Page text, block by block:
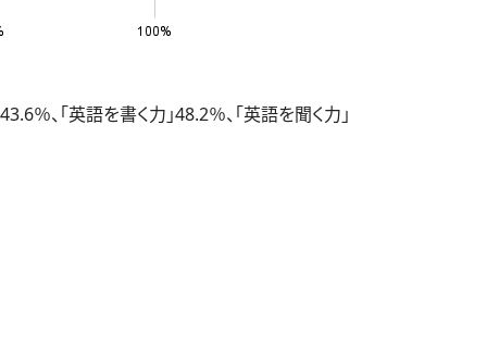
、「英語を書く力」48.2％、「英語を聞く力」